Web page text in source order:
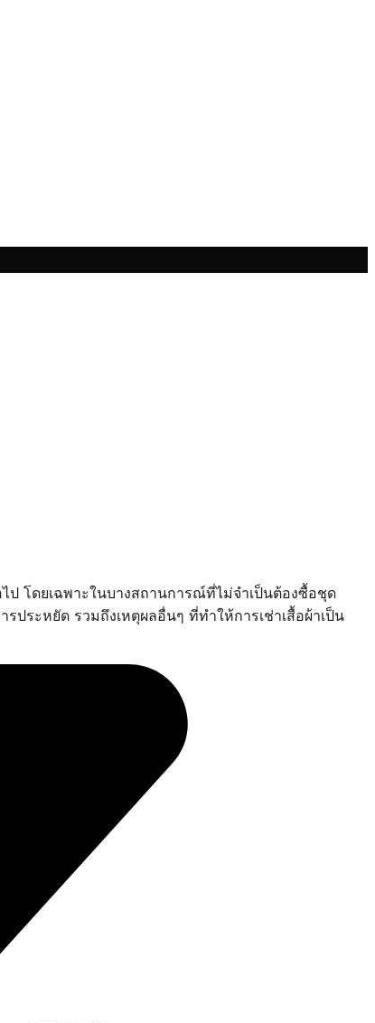
ป โดยเฉพาะในบางสถานการณ์ที่ไม่จำเป็นต้องซื้อชุด
ประหยัด รวมถึงเหตุผลอื่นๆ ที่ทำให้การเช่าเสื้อผ้าเป็น